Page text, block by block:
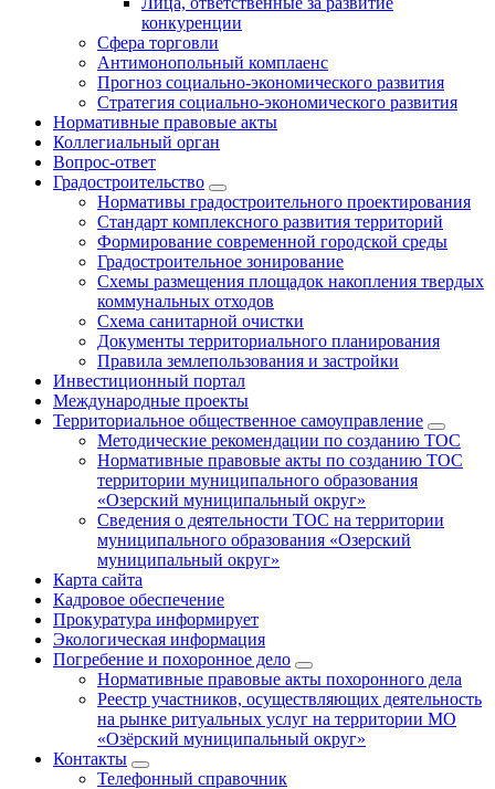
конкуренции
Сфера торговли
Антимонопольный комплаенс
Прогноз социально-экономического развития
Стратегия социально-экономического развития
Нормативные правовые акты
Коллегиальный орган
Вопрос-ответ
Градостроительство
Нормативы градостроительного проектирования
Стандарт комплексного развития территорий
Формирование современной городской среды
Градостроительное зонирование
Схемы размещения площадок накопления твердых
коммунальных отходов
Схема санитарной очистки
Документы территориального планирования
Правила землепользования и застройки
Инвестиционный портал
Международные проекты
Территориальное общественное самоуправление
Методические рекомендации по созданию ТОС
Нормативные правовые акты по созданию ТОС
территории муниципального образования
«Озерский муниципальный округ»
Сведения о деятельности ТОС на территории
муниципального образования «Озерский
муниципальный округ»
Карта сайта
Кадровое обеспечение
Прокуратура информирует
Экологическая информация
Погребение и похоронное дело
Нормативные правовые акты похоронного дела
Реестр участников, осуществляющих деятельность
на рынке ритуальных услуг на территории МО
«Озёрский муниципальный округ»
Контакты
Телефонный справочник